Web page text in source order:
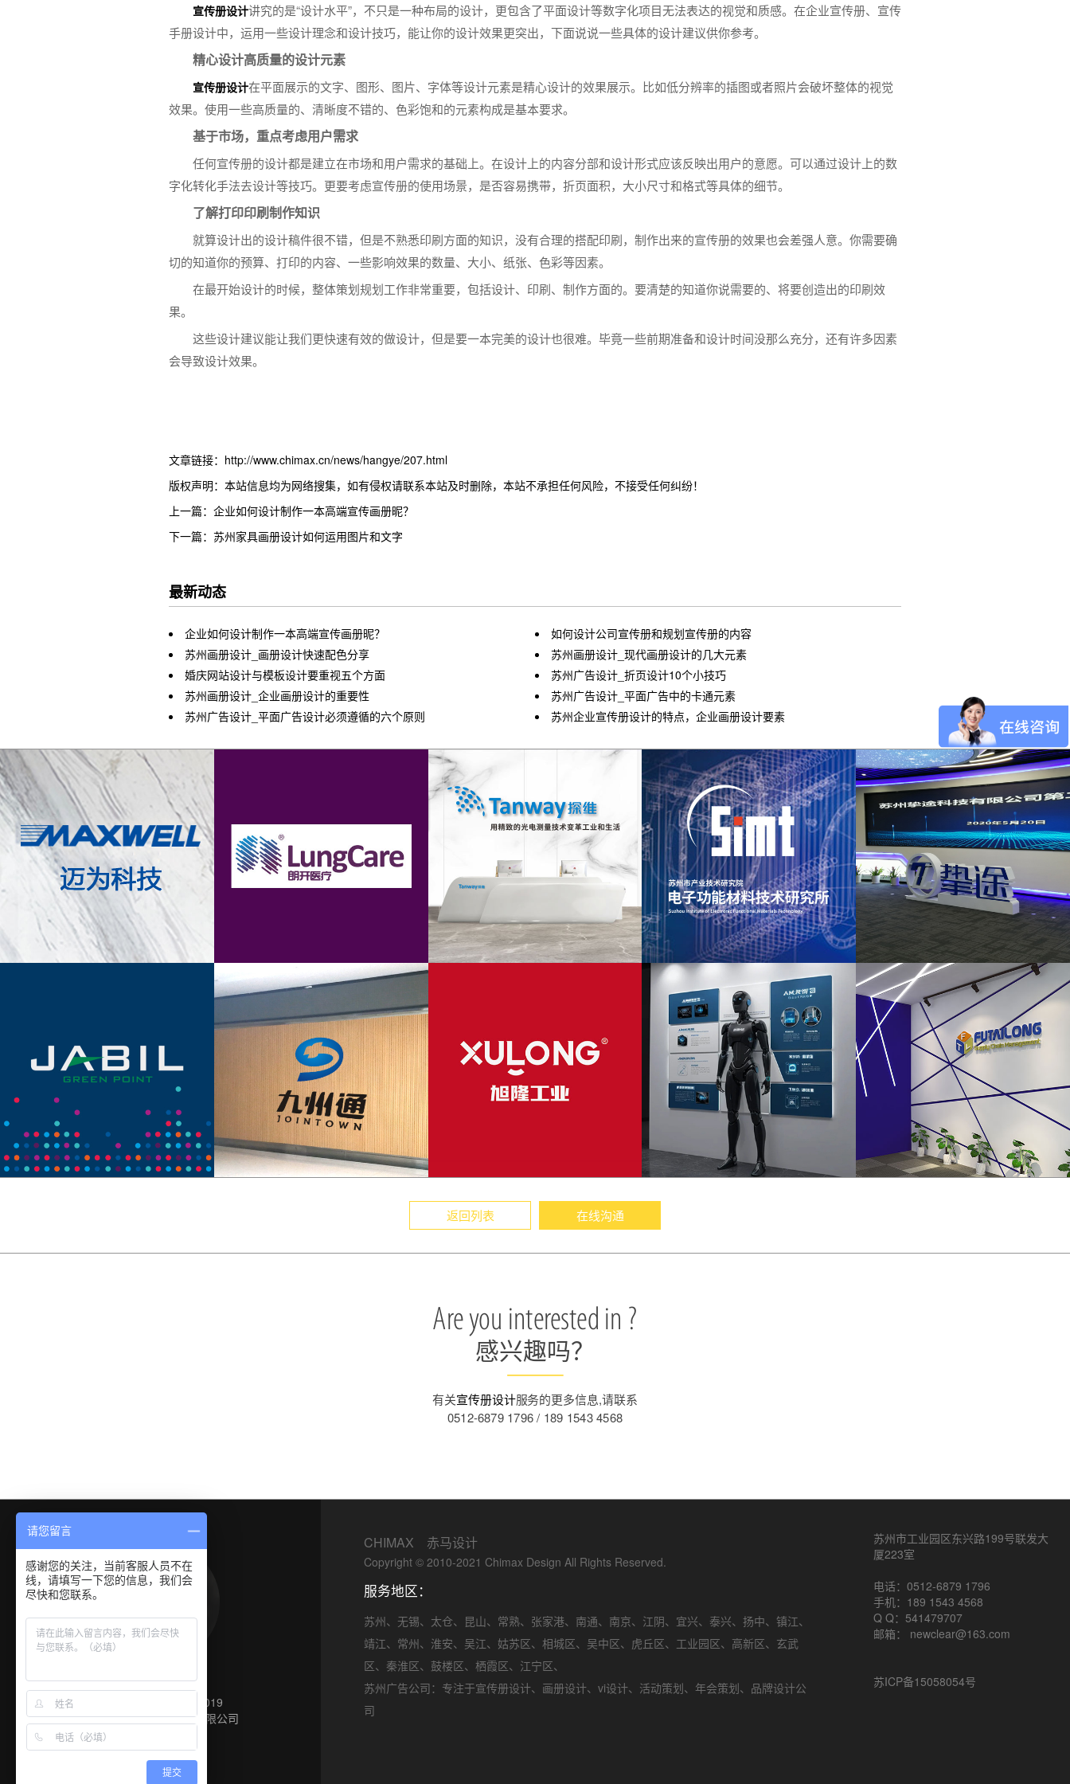
宣传册设计讲究的是“设计水平”，不只是一种布局的设计，更包含了平面设计等数字化项目无法表达的视觉和质感。在企业宣传册、宣传
手册设计中，运用一些设计理念和设计技巧，能让你的设计效果更突出，下面说说一些具体的设计建议供你参考。
精心设计高质量的设计元素
宣传册设计在平面展示的文字、图形、图片、字体等设计元素是精心设计的效果展示。比如低分辨率的插图或者照片会破坏整体的视觉
效果。使用一些高质量的、清晰度不错的、色彩饱和的元素构成是基本要求。
基于市场，重点考虑用户需求
任何宣传册的设计都是建立在市场和用户需求的基础上。在设计上的内容分部和设计形式应该反映出用户的意愿。可以通过设计上的数
字化转化手法去设计等技巧。更要考虑宣传册的使用场景，是否容易携带，折页面积，大小尺寸和格式等具体的细节。
了解打印印刷制作知识
就算设计出的设计稿件很不错，但是不熟悉印刷方面的知识，没有合理的搭配印刷，制作出来的宣传册的效果也会差强人意。你需要确
切的知道你的预算、打印的内容、一些影响效果的数量、大小、纸张、色彩等因素。
在最开始设计的时候，整体策划规划工作非常重要，包括设计、印刷、制作方面的。要清楚的知道你说需要的、将要创造出的印刷效
果。
这些设计建议能让我们更快速有效的做设计，但是要一本完美的设计也很难。毕竟一些前期准备和设计时间没那么充分，还有许多因素
会导致设计效果。
文章链接：http://www.chimax.cn/news/hangye/207.html
版权声明：本站信息均为网络搜集，如有侵权请联系本站及时删除，本站不承担任何风险，不接受任何纠纷！
上一篇：企业如何设计制作一本高端宣传画册昵？
下一篇：苏州家具画册设计如何运用图片和文字
最新动态
企业如何设计制作一本高端宣传画册昵？
如何设计公司宣传册和规划宣传册的内容
苏州画册设计_画册设计快速配色分享
苏州画册设计_现代画册设计的几大元素
婚庆网站设计与模板设计要重视五个方面
苏州广告设计_折页设计10个小技巧
苏州画册设计_企业画册设计的重要性
苏州广告设计_平面广告中的卡通元素
苏州广告设计_平面广告设计必须遵循的六个原则
苏州企业宣传册设计的特点，企业画册设计要素
返回列表 在线沟通
Are you interested in ?
感兴趣吗？
有关宣传册设计服务的更多信息,请联系
0512-6879 1796 / 189 1543 4568
Copyright © 2010 - 2019
苏州赤马文化传媒科技有限公司
隐私权保护声明
CHIMAX 赤马设计
Copyright © 2010-2021 Chimax Design All Rights Reserved.
服务地区：
苏州、 无锡、 太仓、 昆山、 常熟、 张家港、 南通、 南京、 江阴、 宜兴、 泰兴、 扬中、 镇江、
靖江、 常州、 淮安、 吴江、 姑苏区、 相城区、 吴中区、 虎丘区、 工业园区、 高新区、 玄武
区、 秦淮区、 鼓楼区、 栖霞区、 江宁区、
苏州广告公司：专注于宣传册设计、 画册设计、 vi设计、 活动策划、 年会策划、品牌设计公
司
苏州市工业园区东兴路199号联发大
厦223室
电话：0512-6879 1796
手机：189 1543 4568
Q Q：541479707
邮箱： newclear@163.com
苏ICP备15058054号
请您留言
感谢您的关注，当前客服人员不在
线，请填写一下您的信息，我们会
尽快和您联系。
提交